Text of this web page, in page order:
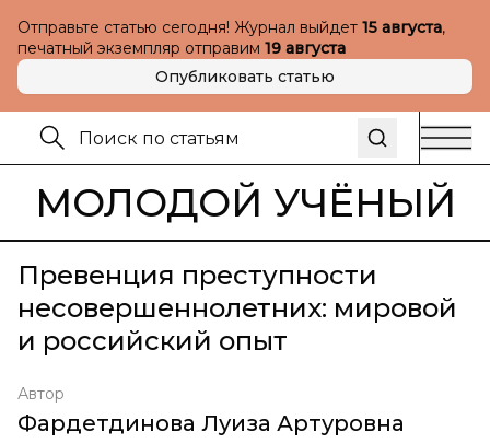
Отправьте статью сегодня! Журнал выйдет 15 августа,
печатный экземпляр отправим 19 августа
Опубликовать статью
МОЛОДОЙ УЧЁНЫЙ
Превенция преступности
несовершеннолетних: мировой
и российский опыт
Автор
Фардетдинова Луиза Артуровна